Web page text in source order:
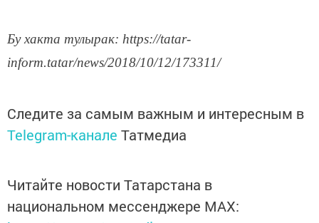
Бу хакта тулырак: https://tatar-
inform.tatar/news/2018/10/12/173311/
Следите за самым важным и интересным в
Telegram-канале Татмедиа
Читайте новости Татарстана в
национальном мессенджере MАХ: